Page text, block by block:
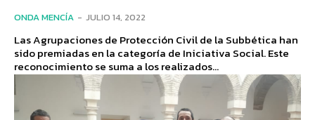
ONDA MENCÍA - JULIO 14, 2022
Las Agrupaciones de Protección Civil de la Subbética han
sido premiadas en la categoría de Iniciativa Social. Este
reconocimiento se suma a los realizados...